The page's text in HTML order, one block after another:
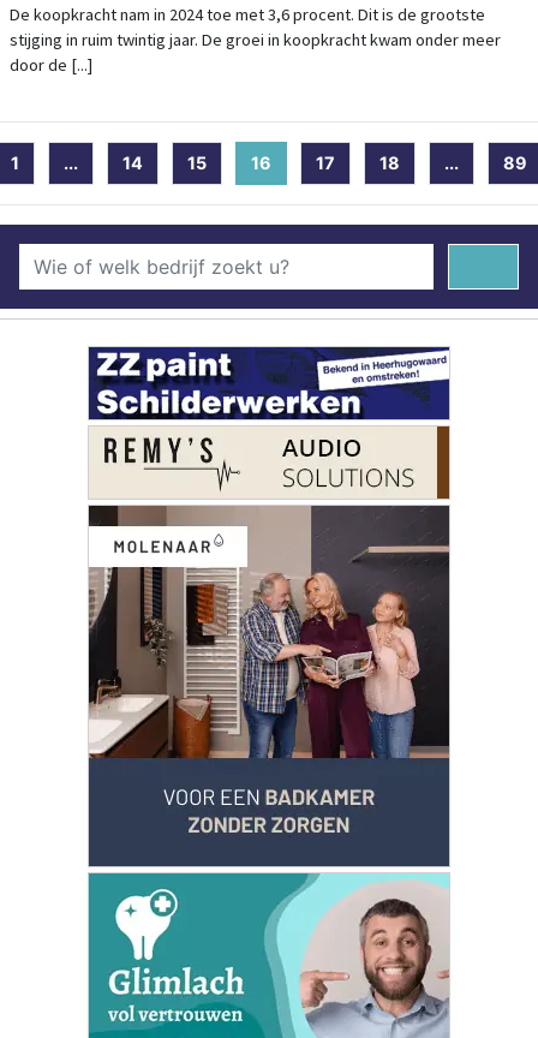
De koopkracht nam in 2024 toe met 3,6 procent. Dit is de grootste
stijging in ruim twintig jaar. De groei in koopkracht kwam onder meer
door de [...]
1 ... 14 15 16 (current)
17 18 ... 89